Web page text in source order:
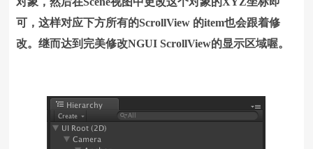
可，这样对应下方所有的ScrollView 的item也会跟着修
改。继而达到完美修改NGUI ScrollView的显示区域喔。